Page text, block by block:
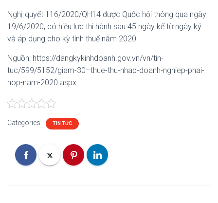
Nghị quyết 116/2020/QH14 được Quốc hội thông qua ngày
19/6/2020, có hiệu lực thi hành sau 45 ngày kể từ ngày ký
và áp dụng cho kỳ tính thuế năm 2020.
Nguồn: https://dangkykinhdoanh.gov.vn/vn/tin-
tuc/599/5152/giam-30–thue-thu-nhap-doanh-nghiep-phai-
nop-nam-2020.aspx
Categories: TIN TỨC